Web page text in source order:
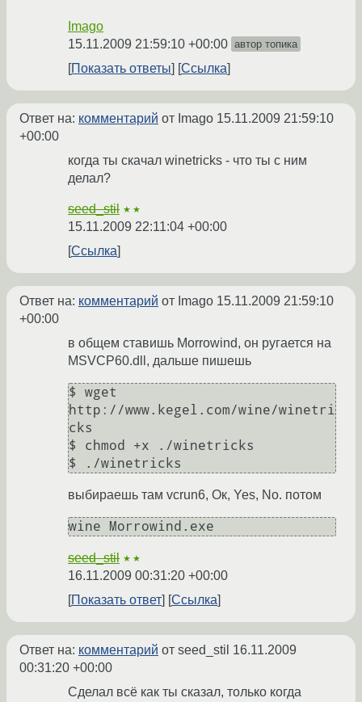
Imago
15.11.2009 21:59:10 +00:00 автор топика
Показать ответы Ссылка
Ответ на: комментарий от Imago 15.11.2009 21:59:10
+00:00
когда ты скачал winetricks - что ты с ним
делал?
seed_stil ★★
15.11.2009 22:11:04 +00:00
Ссылка
Ответ на: комментарий от Imago 15.11.2009 21:59:10
+00:00
в общем ставишь Morrowind, он ругается на
MSVCP60.dll, дальше пишешь
$ wget
http://www.kegel.com/wine/winetri
cks
$ chmod +x ./winetricks
$ ./winetricks
выбираешь там vcrun6, Ок, Yes, No. потом
wine Morrowind.exe
seed_stil ★★
16.11.2009 00:31:20 +00:00
Показать ответ
Ссылка
Ответ на: комментарий от seed_stil 16.11.2009
00:31:20 +00:00
Сделал всё как ты сказал, только когда